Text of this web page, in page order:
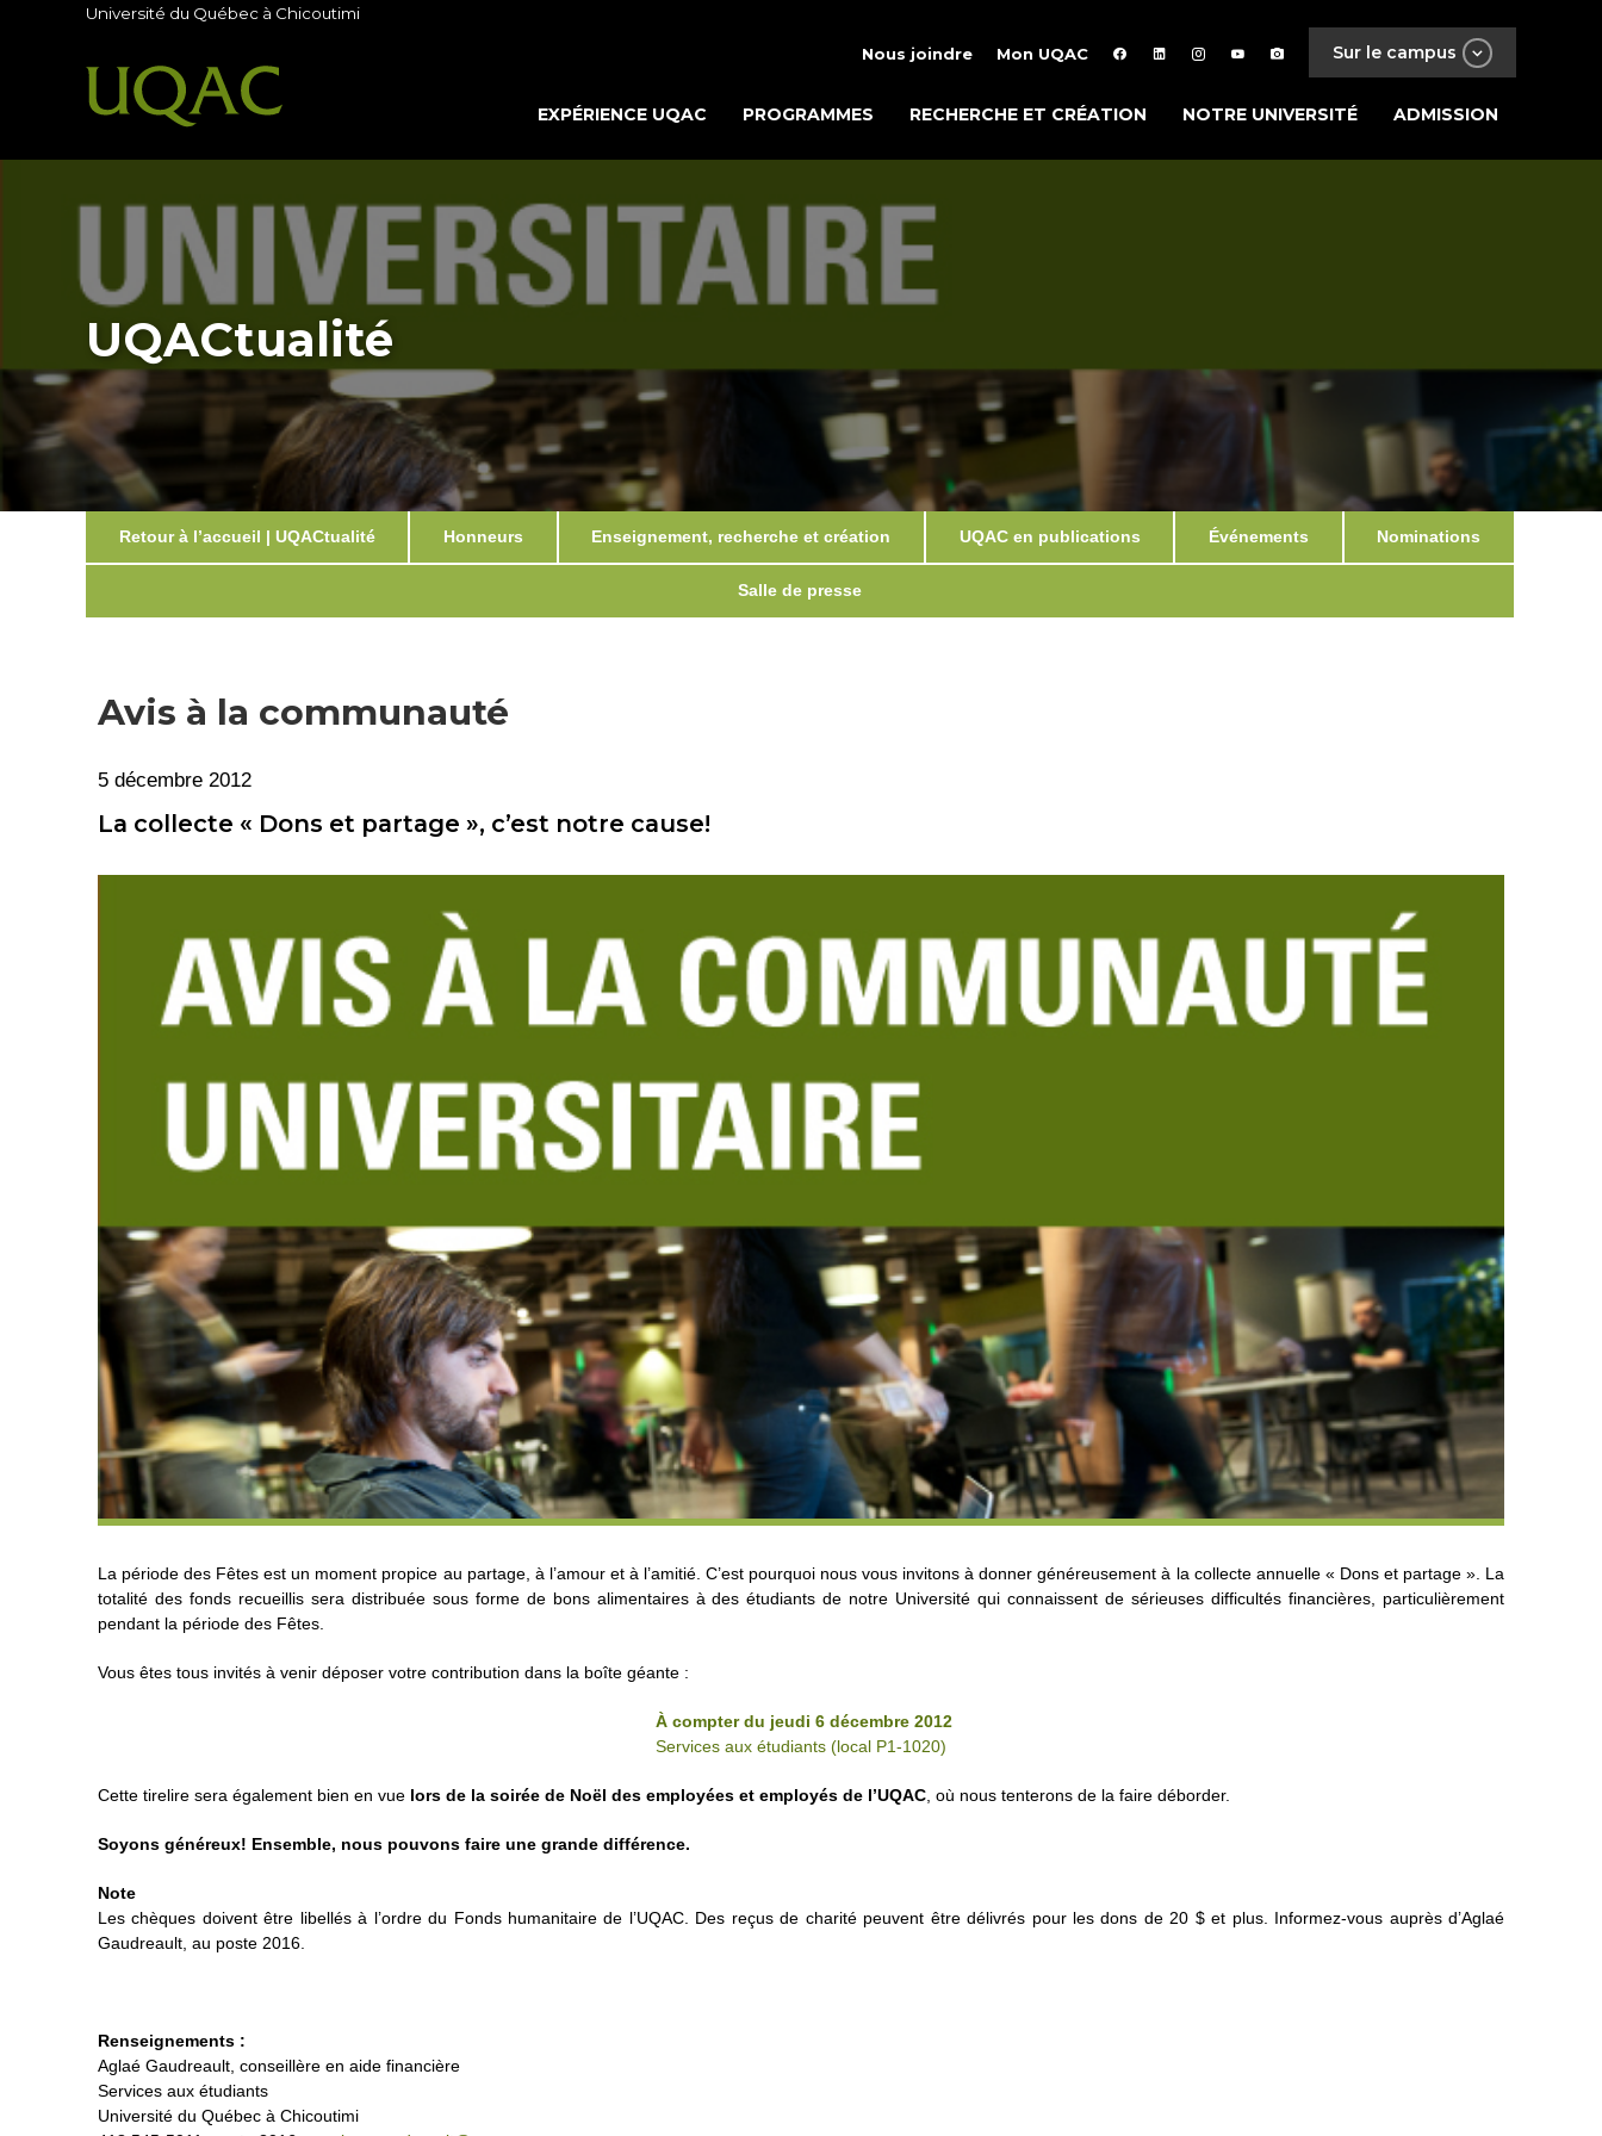
Université du Québec à Chicoutimi
Sur le campus
Nous joindre Mon UQAC
EXPÉRIENCE UQAC PROGRAMMES RECHERCHE ET CRÉATION NOTRE UNIVERSITÉ ADMISSION
UQACtualité
Retour à l’accueil | UQACtualité Honneurs Enseignement, recherche et création UQAC en publications Événements Nominations
Salle de presse
Avis à la communauté
5 décembre 2012
La collecte « Dons et partage », c’est notre cause!
La période des Fêtes est un moment propice au partage, à l’amour et à l’amitié. C’est pourquoi nous vous invitons à donner généreusement à la collecte annuelle « Dons et partage ». La
totalité des fonds recueillis sera distribuée sous forme de bons alimentaires à des étudiants de notre Université qui connaissent de sérieuses difficultés financières, particulièrement
pendant la période des Fêtes.
Vous êtes tous invités à venir déposer votre contribution dans la boîte géante :
À compter du jeudi 6 décembre 2012
Services aux étudiants (local P1-1020)
Cette tirelire sera également bien en vue lors de la soirée de Noël des employées et employés de l’UQAC , où nous tenterons de la faire déborder.
Soyons généreux! Ensemble, nous pouvons faire une grande différence.
Note
Les chèques doivent être libellés à l’ordre du Fonds humanitaire de l’UQAC. Des reçus de charité peuvent être délivrés pour les dons de 20 $ et plus. Informez-vous auprès d’Aglaé
Gaudreault, au poste 2016.
Renseignements :
Aglaé Gaudreault, conseillère en aide financière
Services aux étudiants
Université du Québec à Chicoutimi